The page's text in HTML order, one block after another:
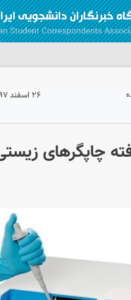
۲۶ اسفند ۱۳۹۷ - ۲۲:۰۰
چاپگرهای